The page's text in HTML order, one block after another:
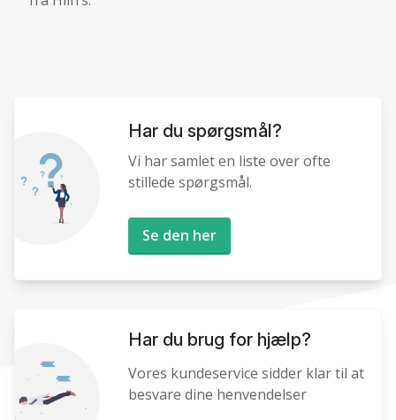
Har du spørgsmål?
Vi har samlet en liste over ofte
stillede spørgsmål.
Se den her
Har du brug for hjælp?
Vores kundeservice sidder klar til at
besvare dine henvendelser